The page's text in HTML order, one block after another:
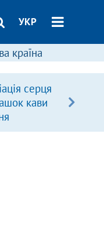
УКР
країна
серця
кави